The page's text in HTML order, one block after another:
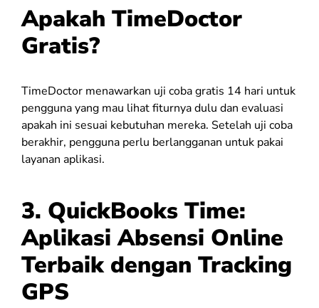
Apakah TimeDoctor
Gratis?
TimeDoctor menawarkan uji coba gratis 14 hari untuk
pengguna yang mau lihat fiturnya dulu dan evaluasi
apakah ini sesuai kebutuhan mereka. Setelah uji coba
berakhir, pengguna perlu berlangganan untuk pakai
layanan aplikasi.
3. QuickBooks Time:
Aplikasi Absensi Online
Terbaik dengan Tracking
GPS